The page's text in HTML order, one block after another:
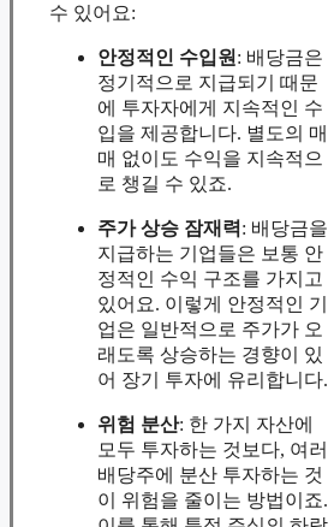
수 있어요:
안정적인 수입원 : 배당금은
정기적으로 지급되기 때문
에 투자자에게 지속적인 수
입을 제공합니다. 별도의 매
매 없이도 수익을 지속적으
로 챙길 수 있죠.
주가 상승 잠재력 : 배당금을
지급하는 기업들은 보통 안
정적인 수익 구조를 가지고
있어요. 이렇게 안정적인 기
업은 일반적으로 주가가 오
래도록 상승하는 경향이 있
어 장기 투자에 유리합니다.
위험 분산: 한 가지 자산에
모두 투자하는 것보다, 여러
배당주에 분산 투자하는 것
이 위험을 줄이는 방법이죠.